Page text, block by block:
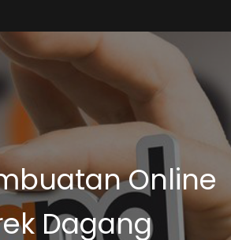
Online
Dagang